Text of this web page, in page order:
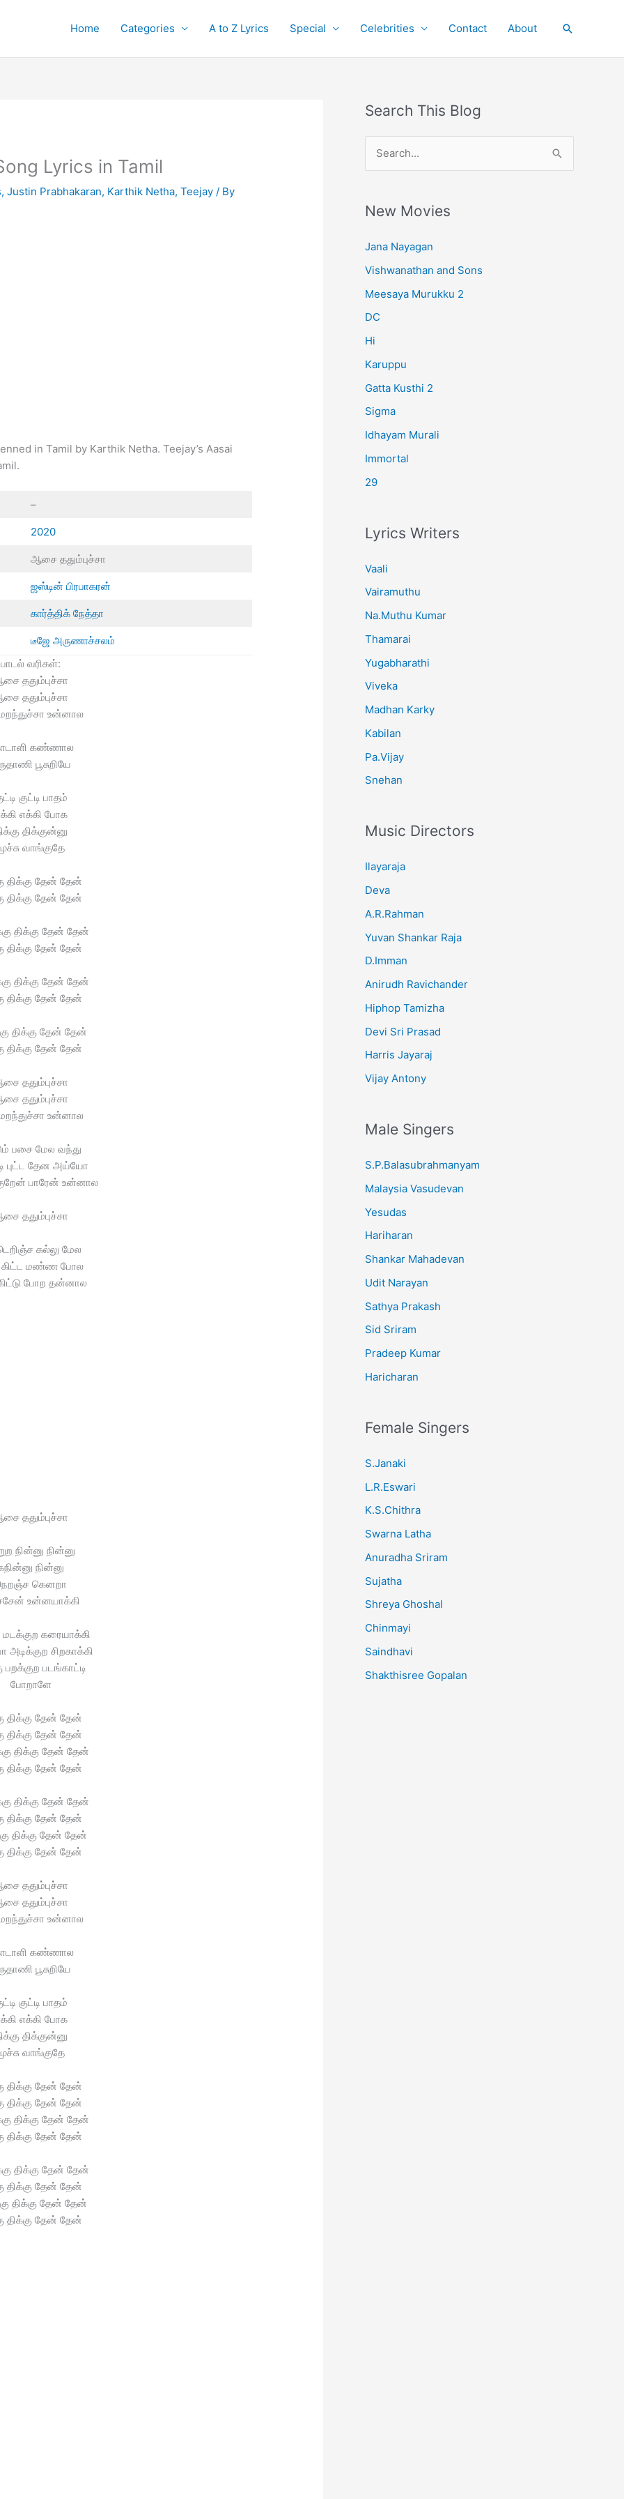
Home Categories A to Z Lyrics Special Celebrities Contact About Search
Lyrics in Tamil
,Justin Prabhakaran, Karthik Netha,Teejay / By
in Tamil by Karthik Netha. Teejay’s Aasai
–
2020
ஆசை ததும்புச்சா
ஜஸ்டின் பிரபாகரன்
கார்த்திக் நேத்தா
டீஜே அருணாச்சலம்
பாடல் வரிகள்:
ததும்புச்சா
ததும்புச்சா
உன்னால
கண்ணால
பூசுறியே
குட்டி பாதம்
எக்கி போக
திக்குன்னு
வாங்குதே
திக்கு தேன் தேன்
திக்கு தேன் தேன்
திக்கு தேன் தேன்
திக்கு தேன் தேன்
திக்கு தேன் தேன்
திக்கு தேன் தேன்
திக்கு தேன் தேன்
திக்கு தேன் தேன்
ததும்புச்சா
ததும்புச்சா
உன்னால
பசை மேல வந்து
புட்ட தேன அய்யோ
பாரேன் உன்னால
ததும்புச்சா
கல்லு மேல
கிட்ட மண்ண போல
போற தன்னால
ததும்புச்சா
நின்னு நின்னு
நின்னு
கெனறா
உன்னயாக்கி
மடக்குற கரையாக்கி
சிறகாக்கி
பறக்குற படங்காட்டி
போறாளே
திக்கு தேன் தேன்
திக்கு தேன் தேன்
திக்கு தேன் தேன்
திக்கு தேன் தேன்
திக்கு தேன் தேன்
திக்கு தேன் தேன்
திக்கு தேன் தேன்
திக்கு தேன் தேன்
ததும்புச்சா
ததும்புச்சா
உன்னால
கண்ணால
பூசுறியே
குட்டி பாதம்
எக்கி போக
திக்குன்னு
வாங்குதே
திக்கு தேன் தேன்
திக்கு தேன் தேன்
திக்கு தேன் தேன்
திக்கு தேன் தேன்
திக்கு தேன் தேன்
திக்கு தேன் தேன்
திக்கு தேன் தேன்
திக்கு தேன் தேன்
Search This Blog
r
h
f
o
r
:
New Movies
Jana Nayagan
Vishwanathan and Sons
Meesaya Murukku 2
DC
Hi
Karuppu
Gatta Kusthi 2
Sigma
Idhayam Murali
Immortal
29
Lyrics Writers
Vaali
Vairamuthu
Na.Muthu Kumar
Thamarai
Yugabharathi
Viveka
Madhan Karky
Kabilan
Pa.Vijay
Snehan
Music Directors
Ilayaraja
Deva
A.R.Rahman
Yuvan Shankar Raja
D.Imman
Anirudh Ravichander
Hiphop Tamizha
Devi Sri Prasad
Harris Jayaraj
Vijay Antony
Male Singers
S.P.Balasubrahmanyam
Malaysia Vasudevan
Yesudas
Hariharan
Shankar Mahadevan
Udit Narayan
Sathya Prakash
Sid Sriram
Pradeep Kumar
Haricharan
Female Singers
S.Janaki
L.R.Eswari
K.S.Chithra
Swarna Latha
Anuradha Sriram
Sujatha
Shreya Ghoshal
Chinmayi
Saindhavi
Shakthisree Gopalan